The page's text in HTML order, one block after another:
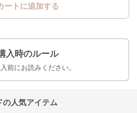
ートに追加する
入時のルール
前にお読みください。
の人気アイテム